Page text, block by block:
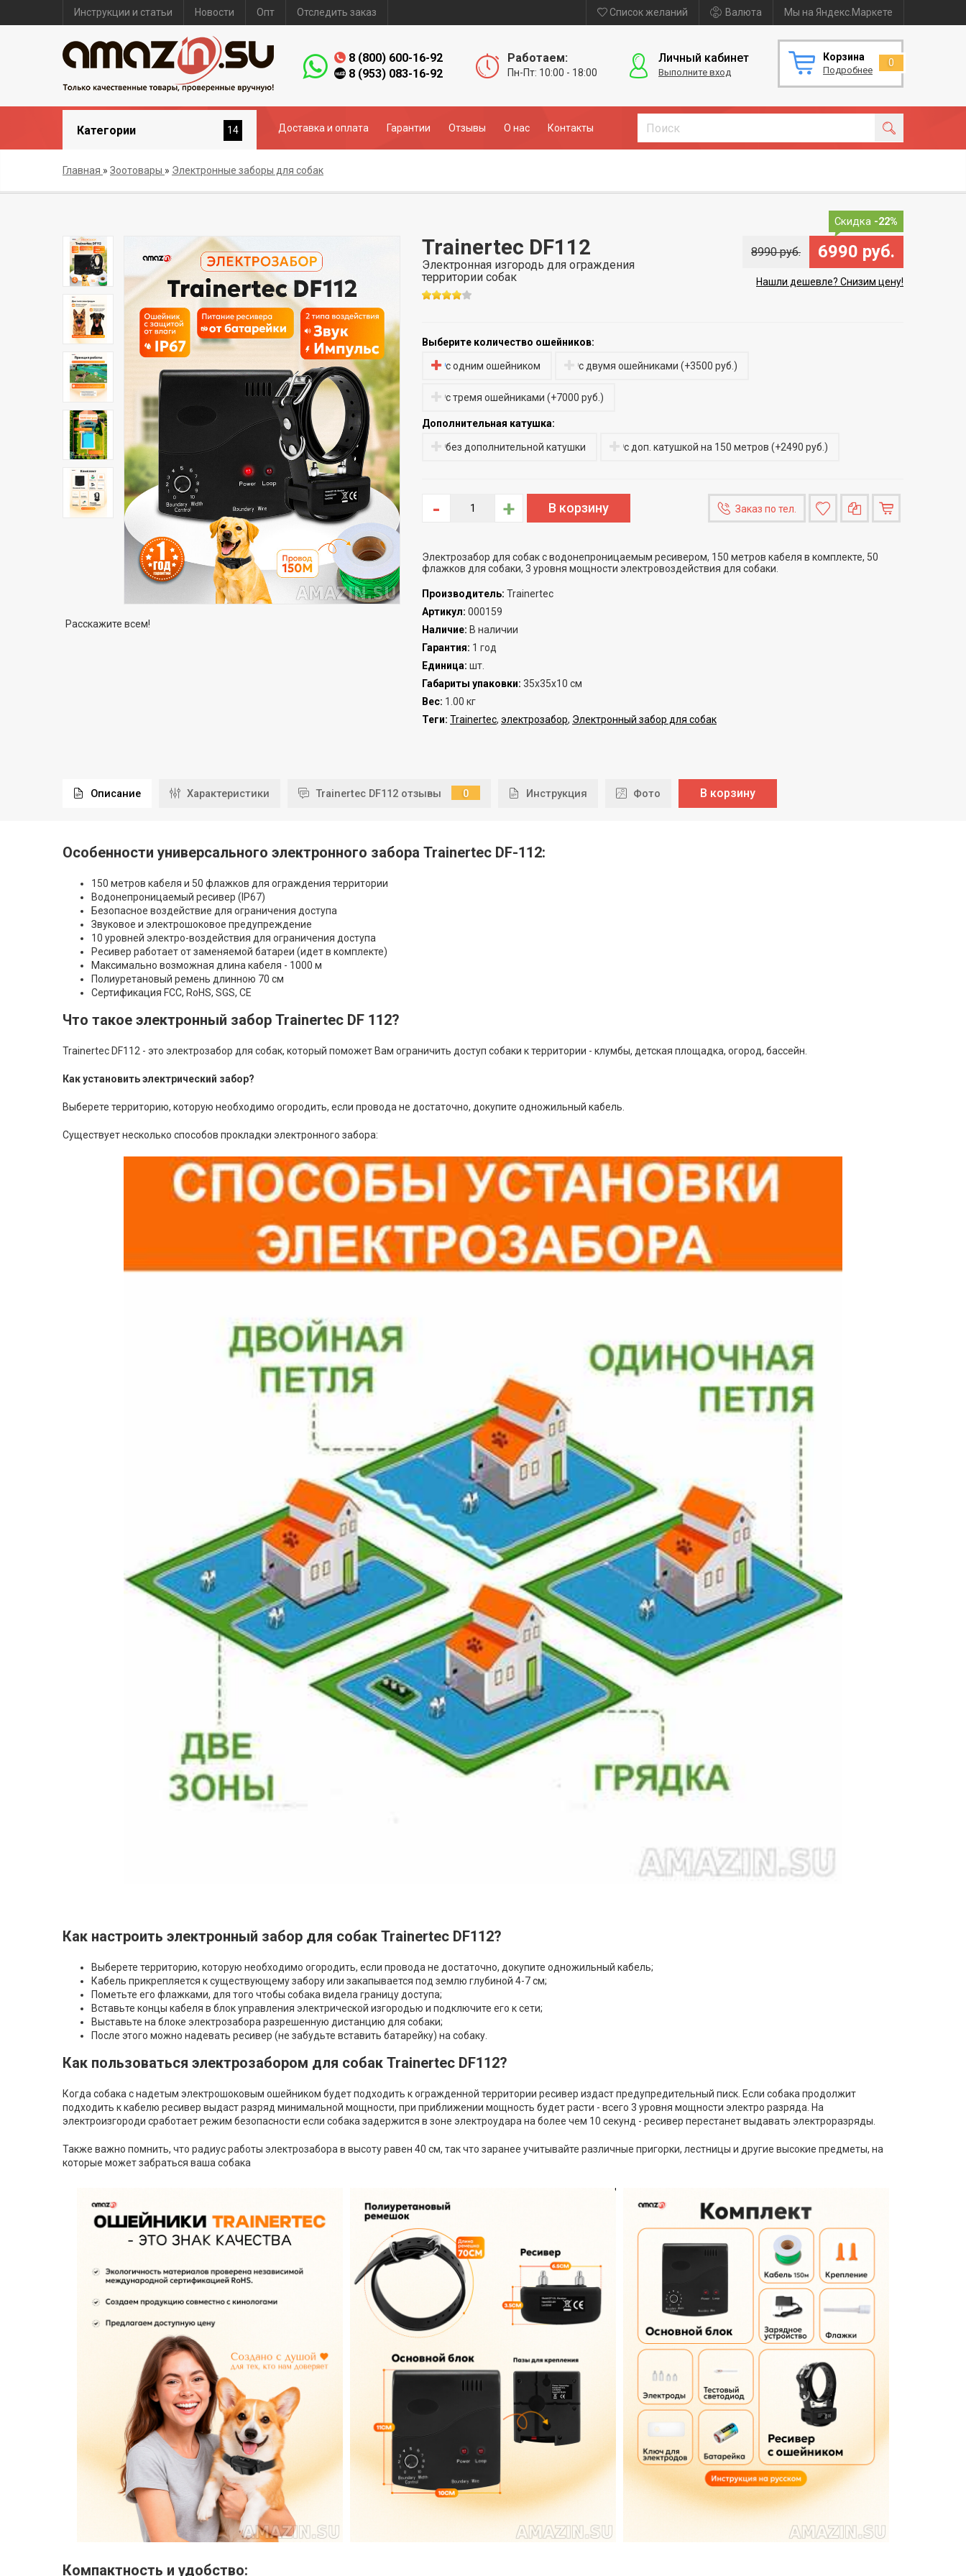
Инструкции и статьи Новости Опт Отследить заказ Список желаний Валюта Мы на Яндекс.Маркете
8 (800) 600-16-92
8 (953) 083-16-92
Работаем:
Пн-Пт: 10:00 - 18:00
Личный кабинет
Выполните вход
Корзина
Подробнее
0
Категории 14 Доставка и оплата Гарантии Отзывы О нас Контакты
Главная » Зоотовары » Электронные заборы для собак
Расскажите всем!
Скидка -22%
Trainertec DF112
Электронная изгородь для ограждения
территории собак
8990 руб. 6990 руб.
Нашли дешевле? Снизим цену!
Выберите количество ошейников:
с одним ошейником с двумя ошейниками (+3500 руб. )
с тремя ошейниками (+7000 руб. )
Дополнительная катушка:
без дополнительной катушки с доп. катушкой на 150 метров (+2490 руб. )
- + Заказ по тел.
Электрозабор для собак с водонепроницаемым ресивером, 150 метров кабеля в комплекте, 50
флажков для собаки, 3 уровня мощности электровоздействия для собаки.
Производитель: Trainertec
Артикул: 000159
Наличие: В наличии
Гарантия: 1 год
Единица: шт.
Габариты упаковки: 35х35х10 см
Вес: 1.00 кг
Теги: Trainertec, электрозабор, Электронный забор для собак
Описание Характеристики Trainertec DF112 отзывы 0 Инструкция Фото В корзину
Особенности универсального электронного забора Trainertec DF-112:
150 метров кабеля и 50 флажков для ограждения территории
Водонепроницаемый ресивер (IP67)
Безопасное воздействие для ограничения доступа
Звуковое и электрошоковое предупреждение
10 уровней электро-воздействия для ограничения доступа
Ресивер работает от заменяемой батареи (идет в комплекте)
Максимально возможная длина кабеля - 1000 м
Полиуретановый ремень длинною 70 см
Сертификация FCC, RoHS, SGS, CE
Что такое электронный забор Trainertec DF 112?
Trainertec DF112 - это электрозабор для собак, который поможет Вам ограничить доступ собаки к территории - клумбы, детская площадка, огород, бассейн.
Как установить электрический забор?
Выберете территорию, которую необходимо огородить, если провода не достаточно, докупите одножильный кабель.
Существует несколько способов прокладки электронного забора:
Как настроить электронный забор для собак Trainertec DF112?
Выберете территорию, которую необходимо огородить, если провода не достаточно, докупите одножильный кабель;
Кабель прикрепляется к существующему забору или закапывается под землю глубиной 4-7 см;
Пометьте его флажками, для того чтобы собака видела границу доступа;
Вставьте концы кабеля в блок управления электрической изгородью и подключите его к сети;
Выставьте на блоке электрозабора разрешенную дистанцию для собаки;
После этого можно надевать ресивер (не забудьте вставить батарейку) на собаку.
Как пользоваться электрозабором для собак Trainertec DF112?
Когда собака с надетым электрошоковым ошейником будет подходить к огражденной территории ресивер издаст предупредительный писк. Если собака продолжит
подходить к кабелю ресивер выдаст разряд минимальной мощности, при приближении мощность будет расти - всего 3 уровня мощности электро разряда. На
электроизгороди сработает режим безопасности если собака задержится в зоне электроудара на более чем 10 секунд - ресивер перестанет выдавать электроразряды.
Также важно помнить, что радиус работы электрозабора в высоту равен 40 см, так что заранее учитывайте различные пригорки, лестницы и другие высокие предметы, на
которые может забраться ваша собака
Компактность и удобство: